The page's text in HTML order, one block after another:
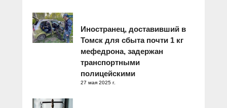
Иностранец, доставивший в
Томск для сбыта почти 1 кг
мефедрона, задержан
транспортными
полицейскими
27 мая 2025 г.